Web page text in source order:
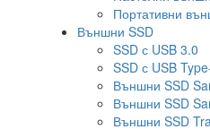
Портативни
Външни SSD
SSD с USB 3.0
SSD с USB
Външни SSD
Външни SSD
Външни SSD